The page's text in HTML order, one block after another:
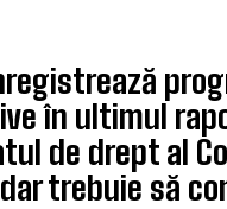
în ultimul
de drept al
trebuie să